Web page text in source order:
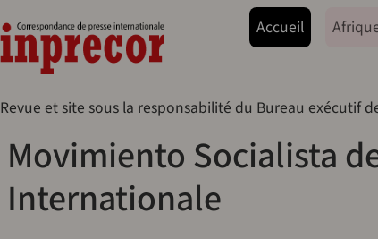
Navegação principal
Accueil
Revue et site sous la responsabilité du Bureau exécutif
Movimiento Socialista
Internationale